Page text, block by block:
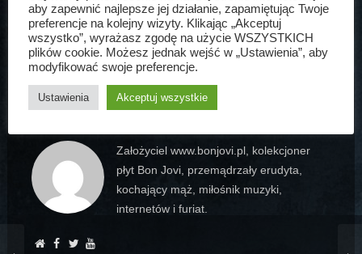
ARTUR BOGDAŃSKI
Założyciel www.bonjovi.pl, kolekcjoner
płyt Bon Jovi, przemądrzały erudyta,
kochający mąż, miłośnik muzyki,
internetów i furiat.
aby zapewnić najlepsze jej działanie, zapamiętując Twoje
preferencje na kolejny wizyty. Klikając „Akceptuj
wszystko”, wyrażasz zgodę na użycie WSZYSTKICH
plików cookie. Możesz jednak wejść w „Ustawienia”, aby
modyfikować swoje preferencje.
Ustawienia Akceptuj wszystkie